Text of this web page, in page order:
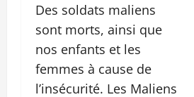
Des soldats maliens
sont morts, ainsi que
nos enfants et les
femmes à cause de
l’insécurité. Les Maliens